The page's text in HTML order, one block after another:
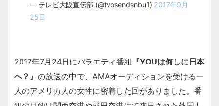
— テレビ大阪宣伝部 (@tvosendenbu1) 2017年9月
25日
2017年7月24日にバラエティ番組 『YOUは何しに日本
へ？』 の放送の中で、AMAオーディションを受ける一
人のアメリカ人の女性に密着した回がありました。番